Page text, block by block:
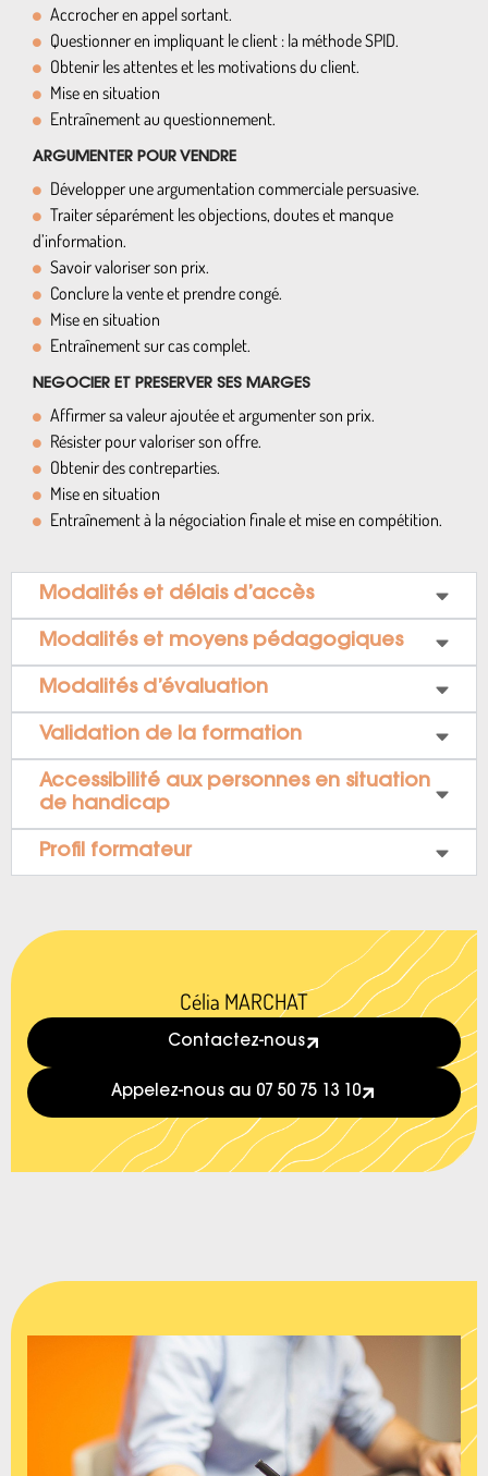
Accrocher en appel sortant.
Questionner en impliquant le client : la méthode SPID.
Obtenir les attentes et les motivations du client.
Mise en situation
Entraînement au questionnement.
ARGUMENTER POUR VENDRE
Développer une argumentation commerciale persuasive.
Traiter séparément les objections, doutes et manque
d’information.
Savoir valoriser son prix.
Conclure la vente et prendre congé.
Mise en situation
Entraînement sur cas complet.
NEGOCIER ET PRESERVER SES MARGES
Affirmer sa valeur ajoutée et argumenter son prix.
Résister pour valoriser son offre.
Obtenir des contreparties.
Mise en situation
Entraînement à la négociation finale et mise en compétition.
Modalités et délais d’accès
Modalités et moyens pédagogiques
Modalités d’évaluation
Validation de la formation
Accessibilité aux personnes en situation
de handicap
Profil formateur
Célia MARCHAT
Contactez-nous
Appelez-nous au 07 50 75 13 10